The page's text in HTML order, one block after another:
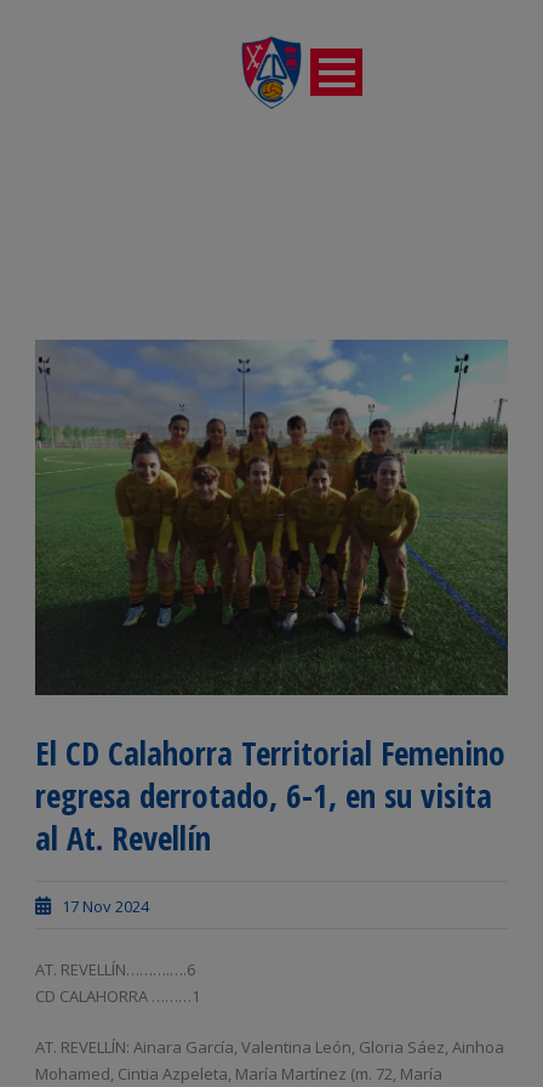
El CD Calahorra Territorial Femenino
regresa derrotado, 6-1, en su visita
al At. Revellín
17 Nov 2024
AT. REVELLÍN……….….6
CD CALAHORRA ………1
AT. REVELLÍN: Ainara García, Valentina León, Gloria Sáez, Ainhoa
Mohamed, Cintia Azpeleta, María Martínez (m. 72, María